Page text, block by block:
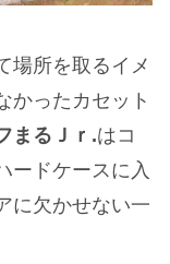
場所を取るイメ
かったカセット
まるＪｒ.はコ
ードケースに入
に欠かせない一